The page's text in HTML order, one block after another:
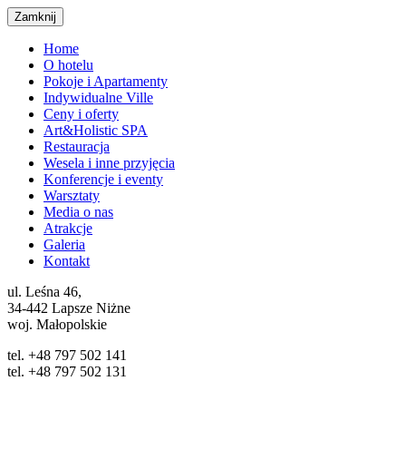
Zamknij
Home
O hotelu
Pokoje i Apartamenty
Indywidualne Ville
Ceny i oferty
Art&Holistic SPA
Restauracja
Wesela i inne przyjęcia
Konferencje i eventy
Warsztaty
Media o nas
Atrakcje
Galeria
Kontakt
ul. Leśna 46,
34-442 Lapsze Niżne
woj. Małopolskie
tel. +48 797 502 141
tel. +48 797 502 131